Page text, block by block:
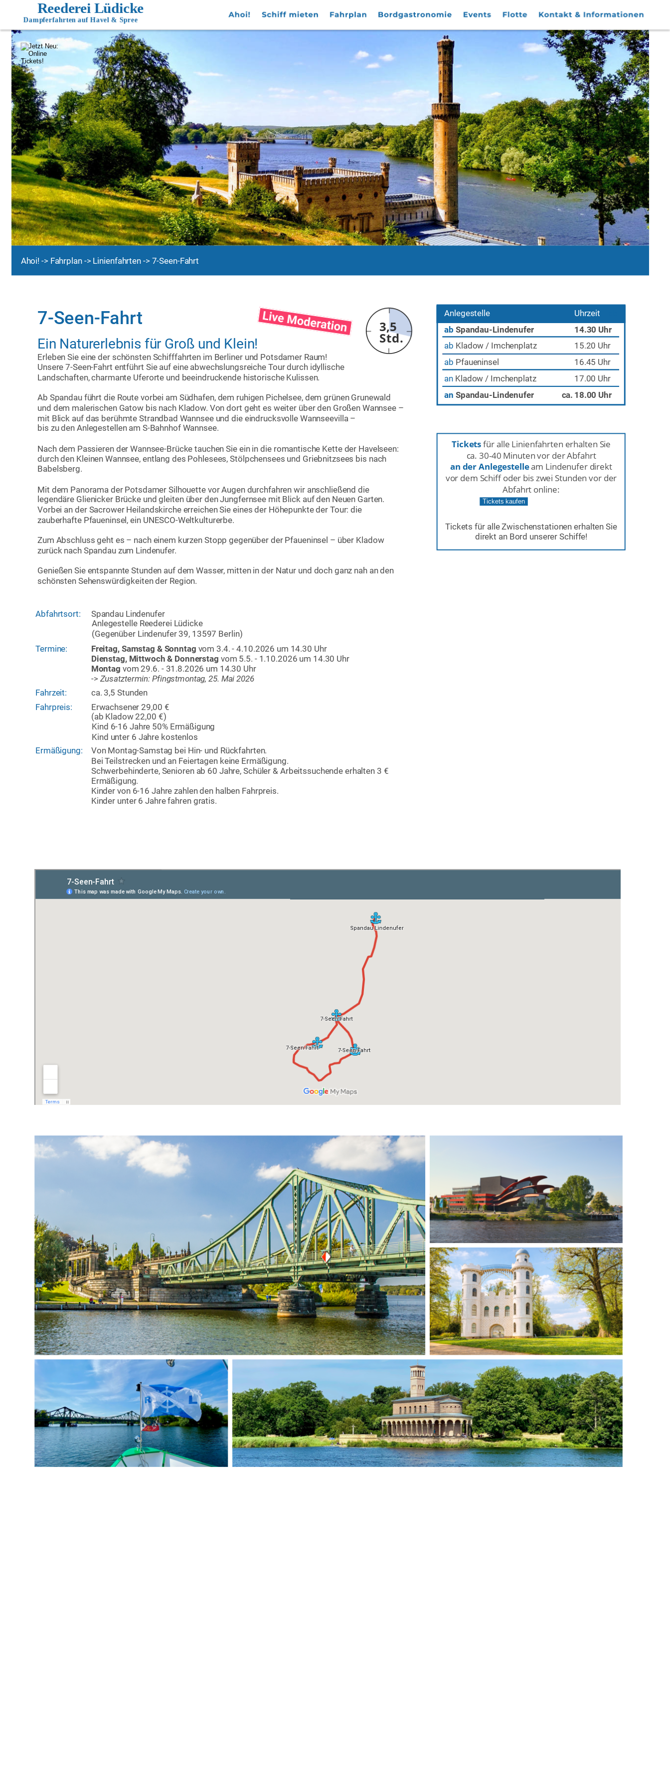
7-Seen-Fahrt
Ein Naturerlebnis für Groß und Klein!
Erleben Sie eine der schönsten Schifffahrten im Berliner und Potsdamer Raum!
Unsere 7-Seen-Fahrt entführt Sie auf eine abwechslungsreiche Tour durch idyllische
Landschaften, charmante Uferorte und beeindruckende historische Kulissen.
Ab Spandau führt die Route vorbei am Südhafen, dem ruhigen Pichelsee, dem grünen Grunewald
und dem malerischen Gatow bis nach Kladow. Von dort geht es weiter über den Großen Wannsee –
mit Blick auf das berühmte Strandbad Wannsee und die eindrucksvolle Wannseevilla –
bis zu den Anlegestellen am S-Bahnhof Wannsee.
Nach dem Passieren der Wannsee-Brücke tauchen Sie ein in die romantische Kette der Havelseen:
durch den Kleinen Wannsee, entlang des Pohlesees, Stölpchensees und Griebnitzsees bis nach
Babelsberg.
Mit dem Panorama der Potsdamer Silhouette vor Augen durchfahren wir anschließend die
legendäre Glienicker Brücke und gleiten über den Jungfernsee mit Blick auf den Neuen Garten.
Vorbei an der Sacrower Heilandskirche erreichen Sie eines der Höhepunkte der Tour: die
zauberhafte Pfaueninsel, ein UNESCO-Weltkulturerbe.
Zum Abschluss geht es – nach einem kurzen Stopp gegenüber der Pfaueninsel – über Kladow
zurück nach Spandau zum Lindenufer.
Genießen Sie entspannte Stunden auf dem Wasser, mitten in der Natur und doch ganz nah an den
schönsten Sehenswürdigkeiten der Region.
3,5
Std.
Abfahrtsort:
Spandau Lindenufer
Anlegestelle Reederei Lüdicke
(Gegenüber Lindenufer 39, 13597 Berlin)
Termine: Freitag, Samstag & Sonntag vom 3.4. - 4.10.2026 um 14.30 Uhr
Dienstag, Mittwoch & Donnerstag vom 5.5. - 1.10.2026 um 14.30 Uhr
Montag vom 29.6. - 31.8.2026 um 14.30 Uhr
-> Zusatztermin: Pfingstmontag, 25. Mai 2026
Fahrzeit:
ca. 3,5 Stunden
Fahrpreis:
Erwachsener 29,00 €
(ab Kladow 22,00 €)
Kind 6-16 Jahre 50% Ermäßigung
Kind unter 6 Jahre kostenlos
Ermäßigung:
Von Montag-Samstag bei Hin- und Rückfahrten.
Bei Teilstrecken und an Feiertagen keine Ermäßigung.
Schwerbehinderte, Senioren ab 60 Jahre, Schüler & Arbeitssuchende erhalten 3 €
Ermäßigung.
Kinder von 6-16 Jahre zahlen den halben Fahrpreis.
Kinder unter 6 Jahre fahren gratis.
Ahoi! -> Fahrplan -> Linienfahrten -> 7-Seen-Fahrt
Tickets für alle Linienfahrten erhalten Sie
ca. 30-40 Minuten vor der Abfahrt
an der Anlegestelleam Lindenufer direkt
vor dem Schiff oder bis zwei Stunden vor der
Abfahrt online:
Tickets für alle Zwischenstationen erhalten Sie
direkt an Bord unserer Schiffe!
Anlegestelle Uhrzeit
ab Spandau-Lindenufer
14.30 Uhr
ab Kladow / Imchenplatz
15.20 Uhr
ab Pfaueninsel
16.45 Uhr
an Kladow / Imchenplatz
17.00 Uhr
an Spandau-Lindenufer
   ca.
18.00 Uhr
Tickets kaufen
Dampferfahrten auf Havel & Spree
Reederei Lüdicke